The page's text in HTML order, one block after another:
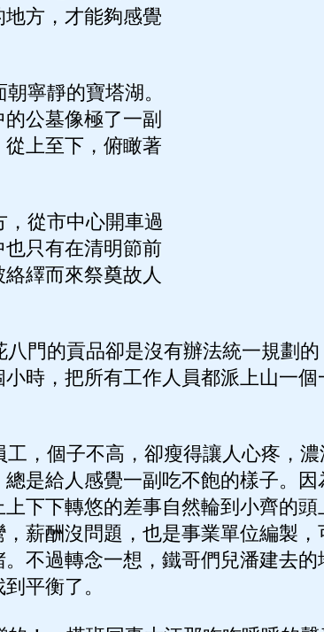
方，才能夠感覺
寧靜的寶塔湖。
公墓像極了一副
上至下，俯瞰著
從市中心開車過
只有在清明節前
繹而來祭奠故人
門的貢品卻是沒有辦法統一規劃的
時，把所有工作人員都派上山一
，個子不高，卻瘦得讓人心疼，濃
是給人感覺一副吃不飽的樣子。
下下轉悠的差事自然輪到小齊的
薪酬沒問題，也是事業單位編製
不過轉念一想，鐵哥們兒潘建去
平衡了。